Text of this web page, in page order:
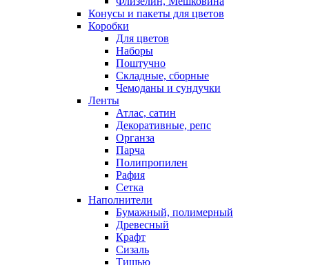
Конусы и пакеты для цветов
Коробки
Для цветов
Наборы
Поштучно
Складные, сборные
Чемоданы и сундучки
Ленты
Атлас, сатин
Декоративные, репс
Органза
Парча
Полипропилен
Рафия
Сетка
Наполнители
Бумажный, полимерный
Древесный
Крафт
Сизаль
Тишью